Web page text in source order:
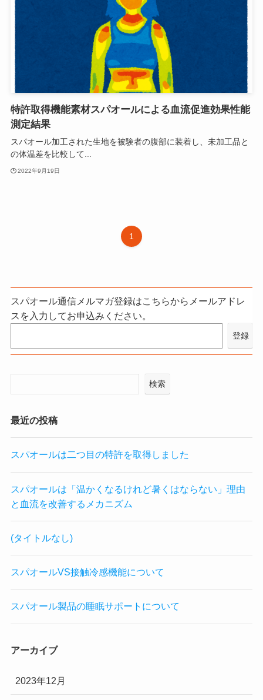
特許取得機能素材スパオールによる血流促進効果性能
測定結果
スパオール加工された生地を被験者の腹部に装着し、未加工品と
の体温差を比較して...
2022年9月19日
1
スパオール通信メルマガ登録はこちらからメールアドレ
スを入力してお申込みください。
検索
最近の投稿
スパオールは二つ目の特許を取得しました
スパオールは「温かくなるけれど暑くはならない」理由
と血流を改善するメカニズム
(タイトルなし)
スパオールVS接触冷感機能について
スパオール製品の睡眠サポートについて
アーカイブ
2023年12月